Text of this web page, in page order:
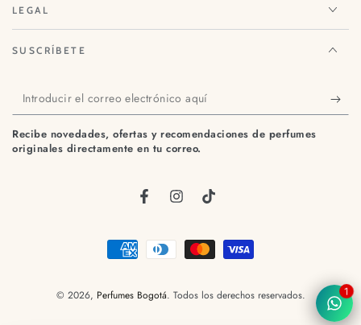
LEGAL
SUSCRÍBETE
Introducir
el
correo
Recibe novedades, ofertas y recomendaciones de perfumes
originales directamente en tu correo.
FacebookInstagramTikTok
© 2026, Perfumes Bogotá. Todos los derechos reservados. 1